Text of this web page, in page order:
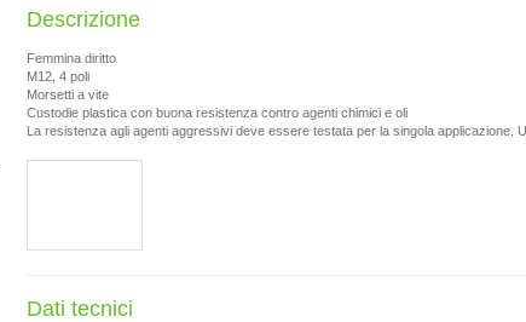
Descrizione
Femmina diritto
M12, 4 poli
Morsetti a vite
Custodie plastica con buona resistenza contro agenti chimici e oli
La resistenza agli agenti aggressivi deve essere testata per la singola applicazione.
Dati tecnici